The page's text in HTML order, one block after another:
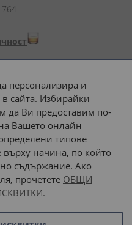
с:
наш транспорт
персонализира и
сайта. Избирайки
да Ви предоставим по-
Вашето онлайн
типове
начина, по който
съдържание. Ако
прочетете ОБЩИ